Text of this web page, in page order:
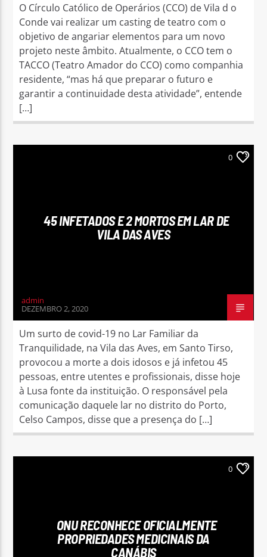
O Círculo Católico de Operários (CCO) de Vila d o
Conde vai realizar um casting de teatro com o
objetivo de angariar elementos para um novo
projeto neste âmbito. Atualmente, o CCO tem o
TACCO (Teatro Amador do CCO) como companhia
residente, “mas há que preparar o futuro e
garantir a continuidade desta atividade”, entende
[…]
0
45 INFETADOS E 2 MORTOS EM LAR DE
VILA DAS AVES
admin
DEZEMBRO 2, 2020
Um surto de covid-19 no Lar Familiar da
Tranquilidade, na Vila das Aves, em Santo Tirso,
provocou a morte a dois idosos e já infetou 45
pessoas, entre utentes e profissionais, disse hoje
à Lusa fonte da instituição. O responsável pela
comunicação daquele lar no distrito do Porto,
Celso Campos, disse que a presença do […]
0
ONU RECONHECE OFICIALMENTE
PROPRIEDADES MEDICINAIS DA
CANÁBIS